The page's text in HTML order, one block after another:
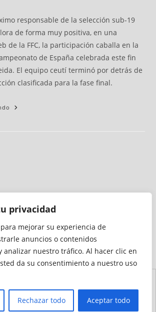
privacidad
para mejorar su experiencia de
anuncios o contenidos
analizar nuestro tráfico. Al hacer clic en
da su consentimiento a nuestro uso
Rechazar todo Aceptar todo
responsable de la selección sub-19
de forma muy positiva, en una
de la FFC, la participación caballa en la
de España celebrada este fin
El equipo ceutí terminó por detrás de
clasificada para la fase final.
auditado por
Sitio
Cookies
Privacidad